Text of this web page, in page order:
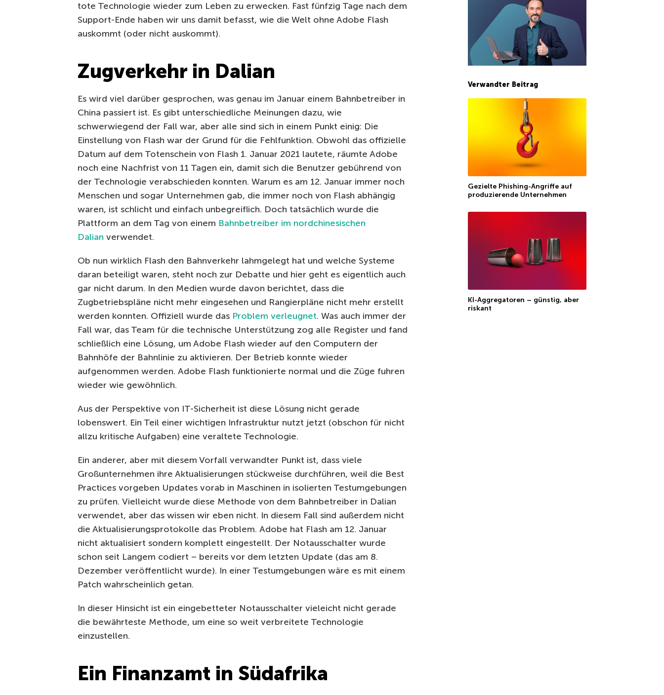
tote Technologie wieder zum Leben zu erwecken. Fast fünfzig Tage nach dem
Support-Ende haben wir uns damit befasst, wie die Welt ohne Adobe Flash
auskommt (oder nicht auskommt).
Zugverkehr in Dalian
Es wird viel darüber gesprochen, was genau im Januar einem Bahnbetreiber in
China passiert ist. Es gibt unterschiedliche Meinungen dazu, wie
schwerwiegend der Fall war, aber alle sind sich in einem Punkt einig: Die
Einstellung von Flash war der Grund für die Fehlfunktion. Obwohl das offizielle
Datum auf dem Totenschein von Flash 1. Januar 2021 lautete, räumte Adobe
noch eine Nachfrist von 11 Tagen ein, damit sich die Benutzer gebührend von
der Technologie verabschieden konnten. Warum es am 12. Januar immer noch
Menschen und sogar Unternehmen gab, die immer noch von Flash abhängig
waren, ist schlicht und einfach unbegreiflich. Doch tatsächlich wurde die
Plattform an dem Tag von einem Bahnbetreiber im nordchinesischen
Dalian verwendet.
Ob nun wirklich Flash den Bahnverkehr lahmgelegt hat und welche Systeme
daran beteiligt waren, steht noch zur Debatte und hier geht es eigentlich auch
gar nicht darum. In den Medien wurde davon berichtet, dass die
Zugbetriebspläne nicht mehr eingesehen und Rangierpläne nicht mehr erstellt
werden konnten. Offiziell wurde das Problem verleugnet. Was auch immer der
Fall war, das Team für die technische Unterstützung zog alle Register und fand
schließlich eine Lösung, um Adobe Flash wieder auf den Computern der
Bahnhöfe der Bahnlinie zu aktivieren. Der Betrieb konnte wieder
aufgenommen werden. Adobe Flash funktionierte normal und die Züge fuhren
wieder wie gewöhnlich.
Aus der Perspektive von IT-Sicherheit ist diese Lösung nicht gerade
lobenswert. Ein Teil einer wichtigen Infrastruktur nutzt jetzt (obschon für nicht
allzu kritische Aufgaben) eine veraltete Technologie.
Ein anderer, aber mit diesem Vorfall verwandter Punkt ist, dass viele
Großunternehmen ihre Aktualisierungen stückweise durchführen, weil die Best
Practices vorgeben Updates vorab in Maschinen in isolierten Testumgebungen
zu prüfen. Vielleicht wurde diese Methode von dem Bahnbetreiber in Dalian
verwendet, aber das wissen wir eben nicht. In diesem Fall sind außerdem nicht
die Aktualisierungsprotokolle das Problem. Adobe hat Flash am 12. Januar
nicht aktualisiert sondern komplett eingestellt. Der Notausschalter wurde
schon seit Langem codiert – bereits vor dem letzten Update (das am 8.
Dezember veröffentlicht wurde). In einer Testumgebungen wäre es mit einem
Patch wahrscheinlich getan.
In dieser Hinsicht ist ein eingebetteter Notausschalter vieleicht nicht gerade
die bewährteste Methode, um eine so weit verbreitete Technologie
einzustellen.
Ein Finanzamt in Südafrika
Verwandter Beitrag
Gezielte Phishing-Angriffe auf
produzierende Unternehmen
KI-Aggregatoren – günstig, aber
riskant